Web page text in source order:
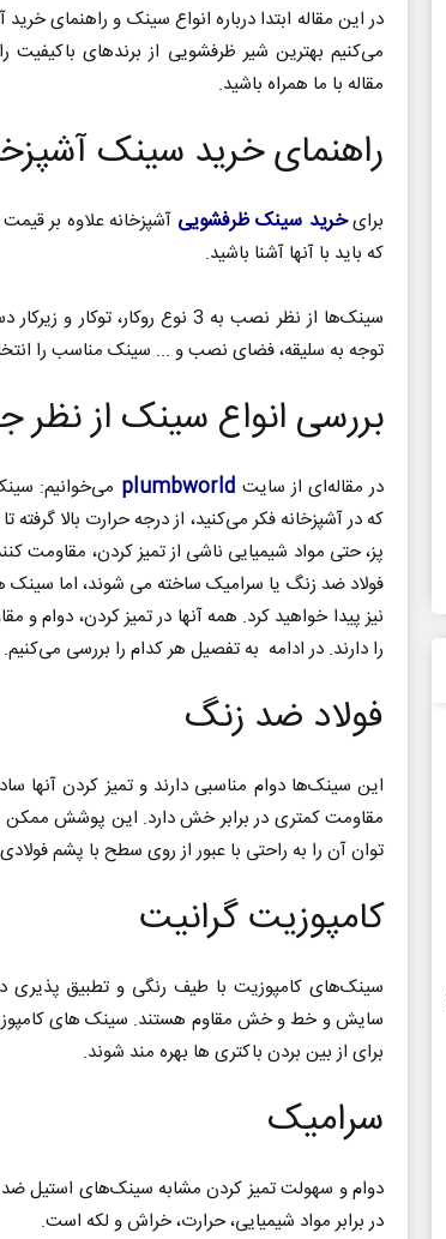
در این مقاله ابتدا درباره انواع سینک و
می‌کنیم بهترین شیر ظرفشویی از برندهای
مقاله با ما همراه باشید.
راهنمای خرید سینک
برایخرید سینک ظرفشویی آشپزخانه علاوه بر
که باید با آنها آشنا باشید.
سینک‌ها از نظر نصب به 3 نوع روکار،
توجه به سلیقه، فضای نصب و ... سینک مناسب را
بررسی انواع سینک از
در مقاله‌ای از سایت plumbworld می‌خوانیم:
که در آشپزخانه فکر می‌کنید، از درجه حرارت بالا
پز، حتی مواد شیمیایی ناشی از تمیز کردن، مقاومت
فولاد ضد زنگ یا سرامیک ساخته می شوند، اما
نیز پیدا خواهید کرد. همه آنها در تمیز کردن، دوام
را دارند. در ادامه به تفصیل هر کدام را بررسی می‌کنیم.
فولاد ضد زنگ
این سینک‌ها دوام مناسبی دارند و تمیز کردن آنها
مقاومت کمتری در برابر خش دارد. این پوشش
توان آن را به راحتی با عبور از روی سطح با پشم
کامپوزیت گرانیت
سینک‌های کامپوزیت با طیف رنگی و تطبیق پذیری
سایش و خط و خش مقاوم هستند. سینک های
برای از بین بردن باکتری ها بهره مند شوند.
سرامیک
دوام و سهولت تمیز کردن مشابه سینک‌های استیل
در برابر مواد شیمیایی، حرارت، خراش و لکه است.